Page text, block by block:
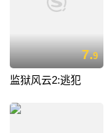
7.9
监狱风云2:逃犯